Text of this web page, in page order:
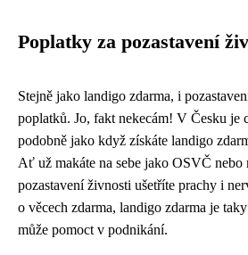
Poplatky za pozastavení
Stejně jako landigo zdarma, i
poplatků. Jo, fakt nekecám! V Česku je
podobně jako když získáte landigo
Ať už makáte na sebe jako OSVČ
pozastavení živnosti ušetříte prachy i
o věcech zdarma, landigo zdarma je
může pomoct v podnikání.